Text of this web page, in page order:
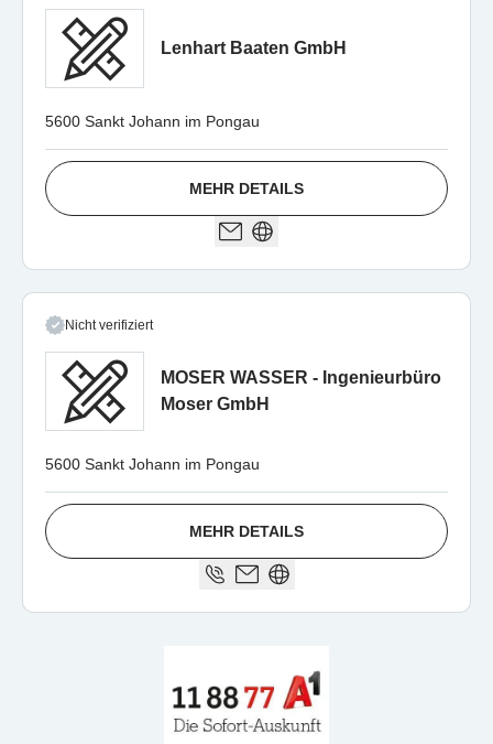
Lenhart Baaten GmbH
5600 Sankt Johann im Pongau
MEHR DETAILS
Nicht verifiziert
MOSER WASSER - Ingenieurbüro
Moser GmbH
5600 Sankt Johann im Pongau
MEHR DETAILS